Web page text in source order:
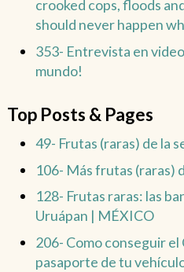
crooked cops, floods
should never happen
353- Entrevista en
mundo!
Top Posts & Pages
49- Frutas (raras) de la
106- Más frutas (raras)
128- Frutas raras: las
Uruápan | MÉXICO
206- Como conseguir el
pasaporte de tu